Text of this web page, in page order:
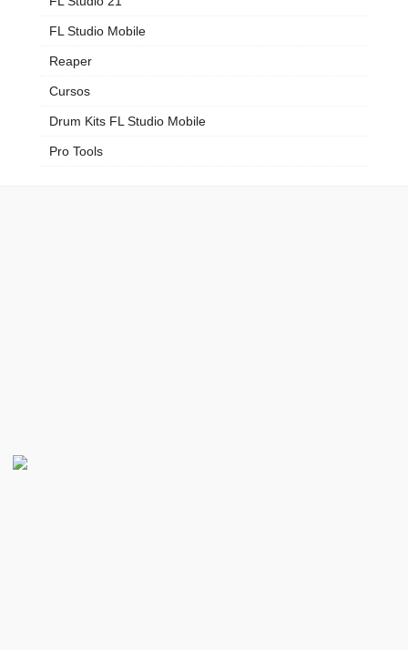
FL Studio Mobile
Reaper
Cursos
Drum Kits FL Studio Mobile
Pro Tools